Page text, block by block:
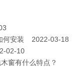
何安装
2022-03-18
02-10
窗有什么特点？